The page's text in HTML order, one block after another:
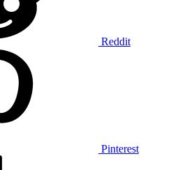
Reddit
Pinterest